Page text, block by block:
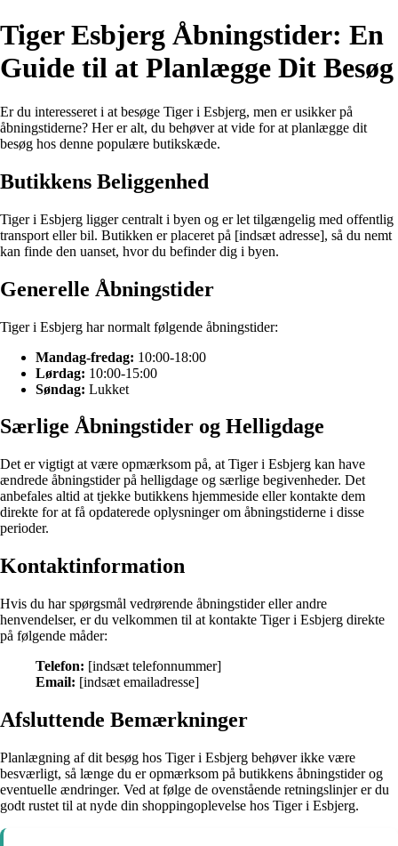
Tiger Esbjerg Åbningstider: En
Guide til at Planlægge Dit Besøg
Er du interesseret i at besøge Tiger i Esbjerg, men er usikker på
åbningstiderne? Her er alt, du behøver at vide for at planlægge dit
besøg hos denne populære butikskæde.
Butikkens Beliggenhed
Tiger i Esbjerg ligger centralt i byen og er let tilgængelig med offentlig
transport eller bil. Butikken er placeret på [indsæt adresse], så du nemt
kan finde den uanset, hvor du befinder dig i byen.
Generelle Åbningstider
Tiger i Esbjerg har normalt følgende åbningstider:
Mandag-fredag: 10:00-18:00
Lørdag: 10:00-15:00
Søndag: Lukket
Særlige Åbningstider og Helligdage
Det er vigtigt at være opmærksom på, at Tiger i Esbjerg kan have
ændrede åbningstider på helligdage og særlige begivenheder. Det
anbefales altid at tjekke butikkens hjemmeside eller kontakte dem
direkte for at få opdaterede oplysninger om åbningstiderne i disse
perioder.
Kontaktinformation
Hvis du har spørgsmål vedrørende åbningstider eller andre
henvendelser, er du velkommen til at kontakte Tiger i Esbjerg direkte
på følgende måder:
Telefon: [indsæt telefonnummer]
Email: [indsæt emailadresse]
Afsluttende Bemærkninger
Planlægning af dit besøg hos Tiger i Esbjerg behøver ikke være
besværligt, så længe du er opmærksom på butikkens åbningstider og
eventuelle ændringer. Ved at følge de ovenstående retningslinjer er du
godt rustet til at nyde din shoppingoplevelse hos Tiger i Esbjerg.